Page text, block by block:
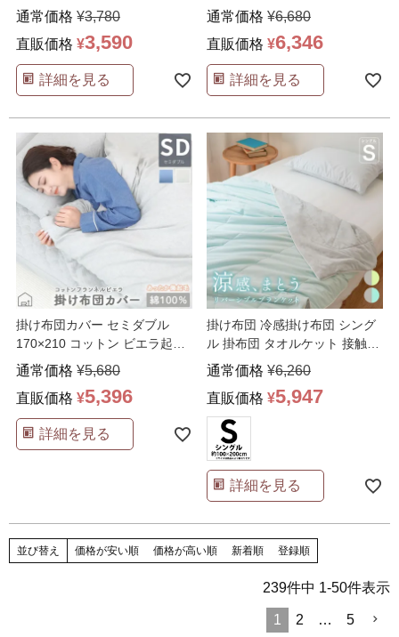
毛 綿1…
通常価格 ¥3,780
直販価格 ¥3,590
詳細を見る
フランネル Harv…
通常価格 ¥6,680
直販価格 ¥6,346
詳細を見る
掛け布団カバー セミダブル
170×210 コットン ビエラ起毛
フランネル Ha …
通常価格 ¥5,680
直販価格 ¥5,396
詳細を見る
掛け布団 冷感掛け布団 シング
ル 掛布団 タオルケット 接触冷
感 パイル リバー …
通常価格 ¥6,260
直販価格 ¥5,947
詳細を見る
並び替え 価格が安い順 価格が高い順 新着順 登録順
239件中 1-50件表示
1 2 … 5